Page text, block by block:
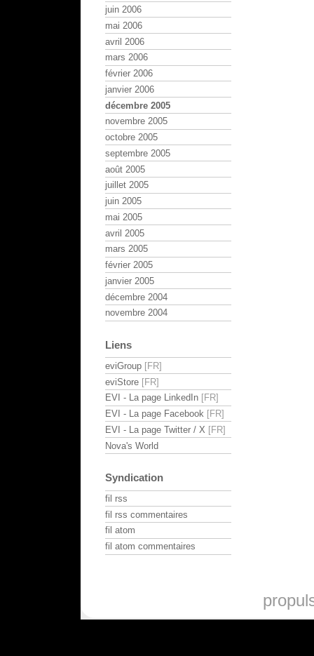
juin 2006
mai 2006
avril 2006
mars 2006
février 2006
janvier 2006
décembre 2005
novembre 2005
octobre 2005
septembre 2005
août 2005
juillet 2005
juin 2005
mai 2005
avril 2005
mars 2005
février 2005
janvier 2005
décembre 2004
novembre 2004
Liens
eviGroup
eviStore
EVI - La page LinkedIn
EVI - La page Facebook
EVI - La page Twitter / X
Nova's World
Syndication
fil rss
fil rss commentaires
fil atom
fil atom commentaires